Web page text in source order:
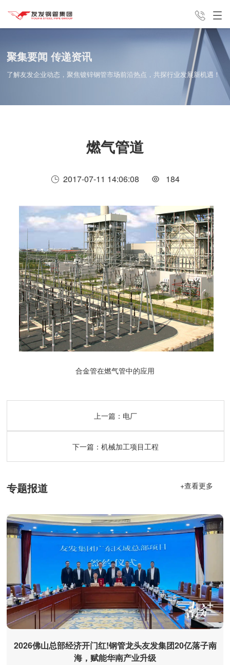
产品中心 新闻中心
友发分公 集团介绍 联系我们
销售咨询电话
聚集要闻 传递资讯
了解友发企业动态，聚焦镀锌钢管市场前沿热点，共探行业发展新机遇！
燃气管道
2017-07-11 14:06:08 184
合金管在燃气管中的应用
上一篇： 电厂
下一篇： 机械加工项目工程
专题报道 +查看更多
2026佛山总部经济开门红!钢管龙头友发集团20亿落子南
海，赋能华南产业升级